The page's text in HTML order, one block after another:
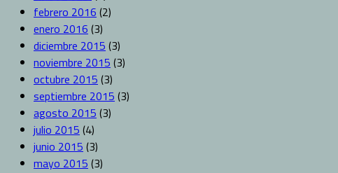
febrero 2016 (2)
enero 2016 (3)
diciembre 2015 (3)
noviembre 2015 (3)
octubre 2015 (3)
septiembre 2015 (3)
agosto 2015 (3)
julio 2015 (4)
junio 2015 (3)
mayo 2015 (3)